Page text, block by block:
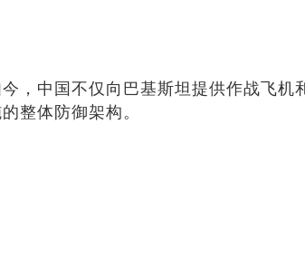
，中国不仅向巴基斯坦提供作战飞
整体防御架构。